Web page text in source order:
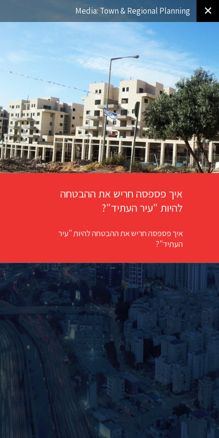
✕
Media: Town & Regional Planning
איך פספסה חריש את ההבטחה
להיות "עיר העתיד"?
איך פספסה חריש את ההבטחה להיות "עיר
העתיד"?